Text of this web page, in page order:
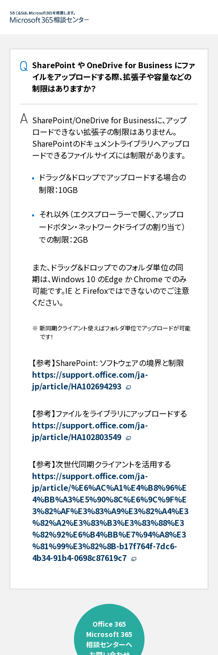
SharePoint や OneDrive for Business にファ
イルをアップロードする際、拡張子や容量などの
制限はありますか？
SharePoint/OneDrive for Businessに、アップ
ロードできない拡張子の制限はありません。
SharePointのドキュメントライブラリへアップロ
ードできるファイルサイズには制限があります。
ドラッグ＆ドロップでアップロードする場合の
制限：10GB
それ以外（エクスプローラーで開く、アップロ
ードボタン・ネットワークドライブの割り当て）
での制限：2GB
また、ドラッグ＆ドロップでのフォルダ単位の同
期は、Windows 10 のEdge か Chrome でのみ
可能です。IE と Firefoxではできないのでご注意
ください。
※ 新同期クライアント使えばフォルダ単位でアップロードが可能
です！
【参考】SharePoint: ソフトウェアの境界と制限
https://support.office.com/ja-
jp/article/HA102694293
【参考】ファイルをライブラリにアップロードする
https://support.office.com/ja-
jp/article/HA102803549
【参考】次世代同期クライアントを活用する
https://support.office.com/ja-
jp/article/%E6%AC%A1%E4%B8%96%E
4%BB%A3%E5%90%8C%E6%9C%9F%E
3%82%AF%E3%83%A9%E3%82%A4%E3
%82%A2%E3%83%B3%E3%83%88%E3
%82%92%E6%B4%BB%E7%94%A8%E3
%81%99%E3%82%8B-b17f764f-7dc6-
4b34-91b4-0698c87619c7
Office 365
Microsoft 365
相談センターへ